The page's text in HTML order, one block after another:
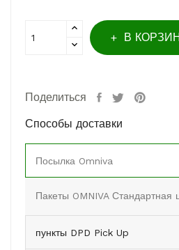
В
Поделиться
Способы доставки
Посылка Omniva
Пакеты OMNIVA Стандартная
пункты DPD Pick Up